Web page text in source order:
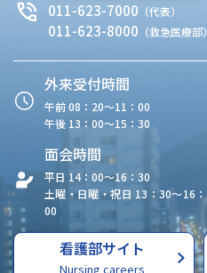
011-623-7000 （代表）
011-623-8000 （救急医療部）
外来受付時間
午前 08：20〜11：00
午後 13：00〜15：30
面会時間
平日 14：00〜16：30
土曜・日曜・祝日 13：30〜16：
00
看護部サイト
Nursing careers